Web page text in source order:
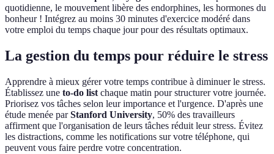
quotidienne, le mouvement libère des endorphines, les hormones du
bonheur ! Intégrez au moins 30 minutes d'exercice modéré dans
votre emploi du temps chaque jour pour des résultats optimaux.
La gestion du temps pour réduire le stress
Apprendre à mieux gérer votre temps contribue à diminuer le stress.
Établissez une to-do list chaque matin pour structurer votre journée.
Priorisez vos tâches selon leur importance et l'urgence. D'après une
étude menée parStanford University, 50% des travailleurs
affirment que l'organisation de leurs tâches réduit leur stress. Évitez
les distractions, comme les notifications sur votre téléphone, qui
peuvent vous faire perdre votre concentration.